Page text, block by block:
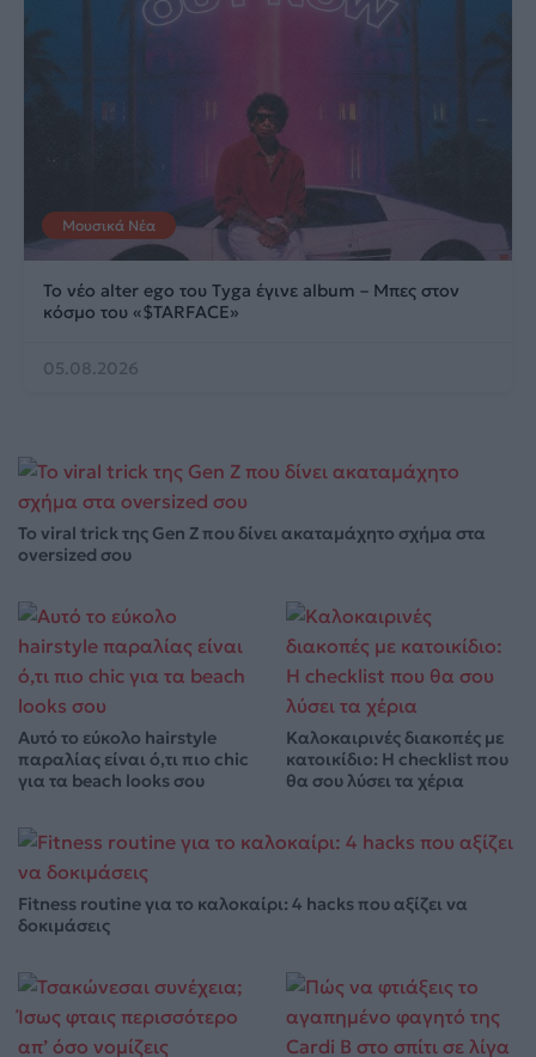
Μουσικά Νέα
Το νέο alter ego του Tyga έγινε album – Μπες στον
κόσμο του «$TARFACE»
05.08.2026
Το viral trick της Gen Z που δίνει ακαταμάχητο σχήμα στα
oversized σου
Αυτό το εύκολο hairstyle
παραλίας είναι ό,τι πιο chic
για τα beach looks σου
Καλοκαιρινές διακοπές με
κατοικίδιο: Η checklist που
θα σου λύσει τα χέρια
Fitness routine για το καλοκαίρι: 4 hacks που αξίζει να
δοκιμάσεις